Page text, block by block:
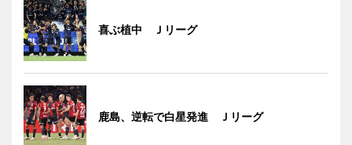
喜ぶ植中 Ｊリーグ
鹿島、逆転で白星発進 Ｊリーグ